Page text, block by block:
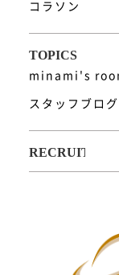
コラソン
minami's
スタッフブログ